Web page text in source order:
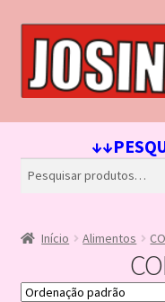
Pular
para
navegação
Pular
para
conteúdo
Início
Carrinho
Lista de Desejos
Loja
Início Alimentos